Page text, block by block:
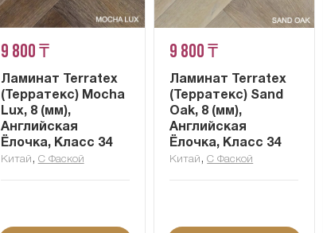
9 800 ₸
Ламинат Terratex
(Терратекс) Mocha
Lux, 8 (мм),
Английская
Ёлочка, Класс 34
Китай , С Фаской
9 800 ₸
Ламинат Terratex
(Терратекс) Sand
Oak, 8 (мм),
Английская
Ёлочка, Класс 34
Китай ,С Фаской